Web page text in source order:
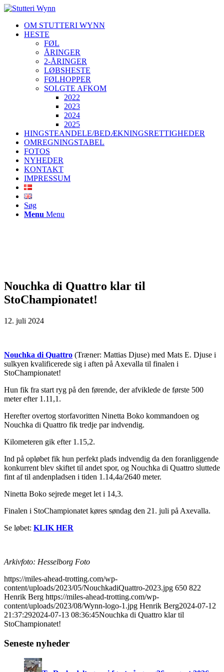
OM STUTTERI WYNN
HESTE
FØL
ÅRINGER
2-ÅRINGER
LØBSHESTE
FØLHOPPER
SOLGTE AFKOM
2022
2023
2024
2025
HINGSTEANDELE/BEDÆKNINGSRETTIGHEDER
OMREGNINGSTABEL
FOTOS
NYHEDER
KONTAKT
IMPRESSUM
Søg
Menu Menu
Nouchka di Quattro klar til
StoChampionatet!
12. juli 2024
Nouchka di Quattro (Træner: Mattias Djuse) med Mats E. Djuse i
sulkyen kvalificerede sig i aften på Axevalla til finalen i
StoChampionatet!
Hun fik fra start ryg på den førende, der afviklede de første 500
meter efter 1.11,1.
Herefter overtog storfavoritten Ninetta Boko kommandoen og
Nouchka di Quattro fik tredje par indvendig.
Kilometeren gik efter 1.15,2.
Ind på opløbet fik hun perfekt plads indvendig da den foranliggende
konkurrent blev skiftet til andet spor, og Nouchka di Quattro sluttede
fint af til andenpladsen i tiden 1.14,4a/2640 meter.
Ninetta Boko sejrede meget let i 14,3.
Finalen i StoChampionatet køres søndag den 21. juli på Axevalla.
Se løbet: KLIK HER
Arkivfoto: Hesselborg Foto
https://miles-ahead-trotting.com/wp-
content/uploads/2023/05/NouchkadiQuattro-2023.jpg 650 822
Henrik Berg https://miles-ahead-trotting.com/wp-
content/uploads/2023/08/Wynn-logo-1.jpg Henrik Berg2024-07-12
21:37:292024-07-13 08:36:45Nouchka di Quattro klar til
StoChampionatet!
Seneste nyheder